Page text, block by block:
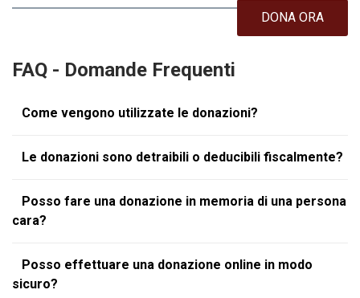
DONA ORA
FAQ - Domande Frequenti
Come vengono utilizzate le donazioni?
Le donazioni sono detraibili o deducibili fiscalmente?
Posso fare una donazione in memoria di una persona
cara?
Posso effettuare una donazione online in modo
sicuro?